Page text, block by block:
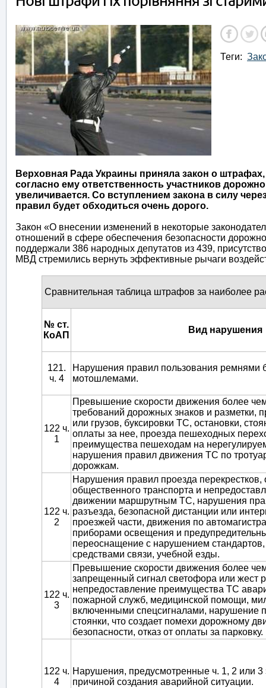
Теги:
Верховная Рада Украины приняла закон о
согласно ему ответственность участников
увеличивается. Со вступлением закона в силу
правил будет обходиться очень дорого.
Закон «О внесении изменений в некоторые
отношений в сфере обеспечения безопасности
поддержали 386 народных депутатов из 439,
МВД стремились вернуть эффективные рычаги
Сравнительная таблица штрафов за наиболее
№ ст.
КоАП
Вид нарушения
121.
ч. 4
Нарушения правил пользования ремнями
мотошлемами.
122 ч.
1
Превышение скорости движения более
требований дорожных знаков и разметки,
или грузов, буксировки ТС, остановки,
оплаты за нее, проезда пешеходных
преимущества пешеходам на
нарушения правил движения ТС по
дорожкам.
122 ч.
2
Нарушения правил проезда перекрестков,
общественного транспорта и
движении маршрутным ТС, нарушения
разъезда, безопасной дистанции или
проезжей части, движения по
приборами освещения и
переоснащение с нарушением
средствами связи, учебной езды.
122 ч.
3
Превышение скорости движения более
запрещенный сигнал светофора или жест
непредоставление преимущества ТС
пожарной служб, медицинской помощи,
включенными спецсигналами, нарушение
стоянки, что создает помехи дорожному
безопасности, отказ от оплаты за парковку.
122 ч.
4
Нарушения, предусмотренные ч. 1, 2 или 3
причиной создания аварийной ситуации.